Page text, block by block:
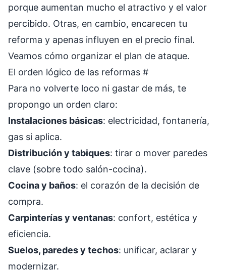
porque aumentan mucho el atractivo y el valor
percibido. Otras, en cambio, encarecen tu
reforma y apenas influyen en el precio final.
Veamos cómo organizar el plan de ataque.
El orden lógico de las reformas #
Para no volverte loco ni gastar de más, te
propongo un orden claro:
Instalaciones básicas: electricidad, fontanería,
gas si aplica.
Distribución y tabiques: tirar o mover paredes
clave (sobre todo salón-cocina).
Cocina y baños: el corazón de la decisión de
compra.
Carpinterías y ventanas: confort, estética y
eficiencia.
Suelos, paredes y techos: unificar, aclarar y
modernizar.